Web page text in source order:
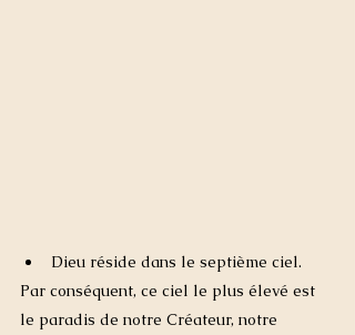
Dieu réside dans le septième ciel.
Par conséquent, ce ciel le plus élevé est
le paradis de notre Créateur, notre